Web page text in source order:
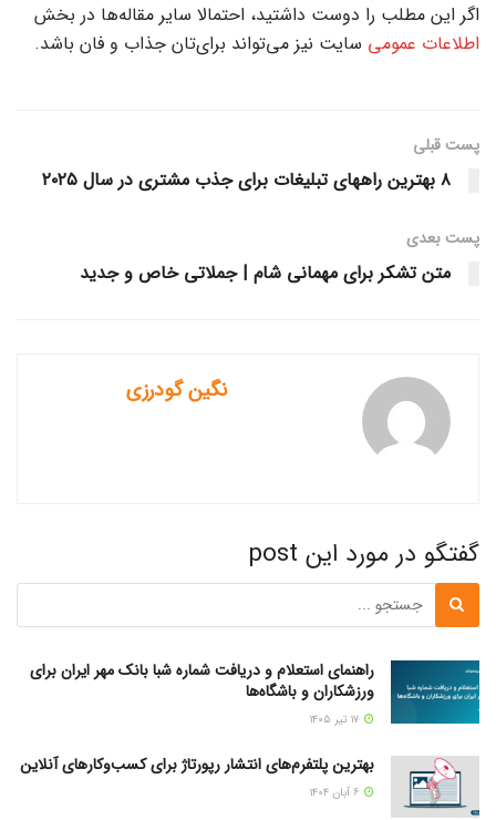
اگر این مطلب را دوست داشتید، احتمالا سایر مقاله‌ها در بخش
اطلاعات عمومی سایت نیز می‌تواند برای‌تان جذاب و فان باشد.
پست قبلی
۸ بهترین راههای تبلیغات برای جذب مشتری در سال ۲۰۲۵
پست‌ بعدی
متن تشکر برای مهمانی شام | جملاتی خاص و جدید
نگین گودرزی
گفتگو در مورد این post
راهنمای استعلام و دریافت شماره شبا بانک مهر ایران برای
ورزشکاران و باشگاه‌ها
بهترین پلتفرم‌های انتشار رپورتاژ برای کسب‌وکارهای آنلاین